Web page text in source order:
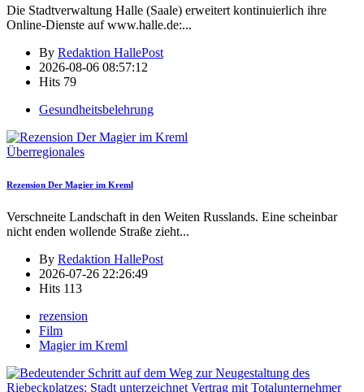
Die Stadtverwaltung Halle (Saale) erweitert kontinuierlich ihre
Online-Dienste auf www.halle.de:...
By Redaktion HallePost
2026-08-06 08:57:12
Hits 79
Gesundheitsbelehrung
Überregionales
Rezension Der Magier im Kreml
Verschneite Landschaft in den Weiten Russlands. Eine scheinbar
nicht enden wollende Straße zieht...
By Redaktion HallePost
2026-07-26 22:26:49
Hits 113
rezension
Film
Magier im Kreml